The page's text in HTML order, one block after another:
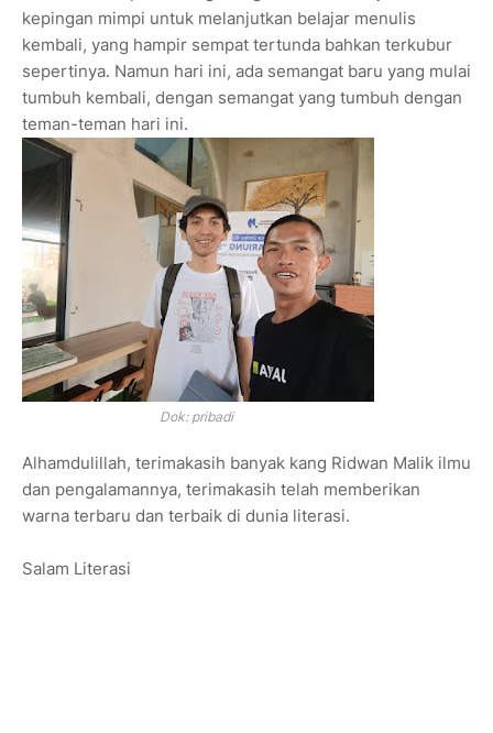
kepingan mimpi untuk melanjutkan belajar menulis
kembali, yang hampir sempat tertunda bahkan terkubur
sepertinya. Namun hari ini, ada semangat baru yang mulai
tumbuh kembali, dengan semangat yang tumbuh dengan
teman-teman hari ini.
Dok: pribadi
Alhamdulillah, terimakasih banyak kang Ridwan Malik ilmu
dan pengalamannya, terimakasih telah memberikan
warna terbaru dan terbaik di dunia literasi.
Salam Literasi